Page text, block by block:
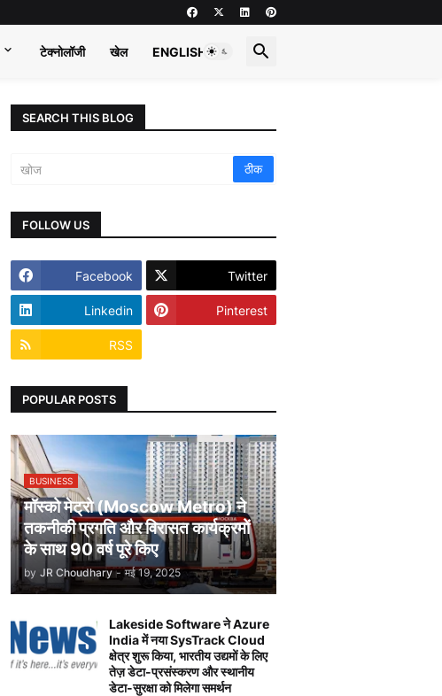
टेक्नोलॉजी खेल ENGLISH
SEARCH THIS BLOG
FOLLOW US
Facebook Twitter
Linkedin Pinterest
RSS
POPULAR POSTS
BUSINESS
मॉस्को मेट्रो (Moscow Metro) ने
तकनीकी प्रगति और विरासत कार्यक्रमों
के साथ 90 वर्ष पूरे किए
by JR Choudhary - मई 19, 2025
Lakeside Software ने Azure
India में नया SysTrack Cloud
क्षेत्र शुरू किया, भारतीय उद्यमों के लिए
तेज़ डेटा-प्रसंस्करण और स्थानीय
डेटा-सुरक्षा को मिलेगा समर्थन